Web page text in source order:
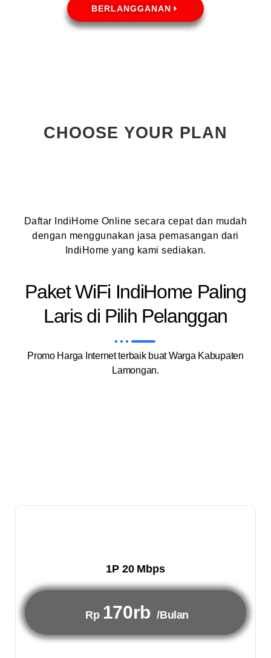
BERLANGGANAN
CHOOSE YOUR PLAN
Daftar IndiHome Online secara cepat dan mudah
dengan menggunakan jasa pemasangan dari
IndiHome yang kami sediakan.
Paket WiFi IndiHome Paling
Laris di Pilih Pelanggan
Promo Harga Internet terbaik buat Warga Kabupaten
Lamongan.
1P 20 Mbps
Rp 170rb /Bulan